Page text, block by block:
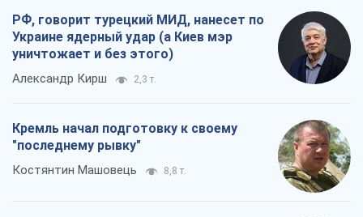
РФ, говорит турецкий МИД, нанесет по
Украине ядерный удар (а Киев мэр
уничтожает и без этого)
Александр Кирш 2,3 т.
Кремль начал подготовку к своему
"последнему рывку"
Костянтин Машовець 8,8 т.